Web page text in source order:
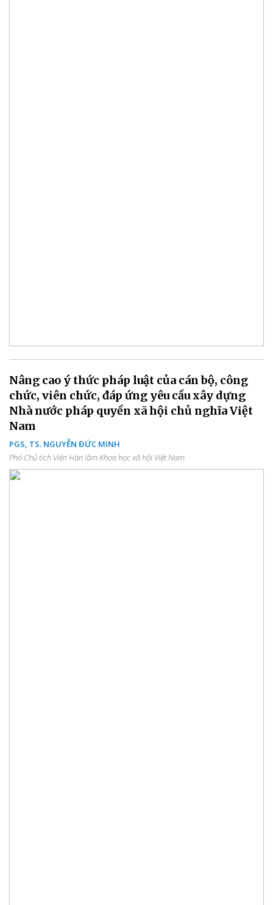
Nâng cao ý thức pháp luật của cán bộ, công
chức, viên chức, đáp ứng yêu cầu xây dựng
Nhà nước pháp quyền xã hội chủ nghĩa Việt
Nam
PGS, TS. NGUYỄN ĐỨC MINH
Phó Chủ tịch Viện Hàn lâm Khoa học xã hội Việt Nam